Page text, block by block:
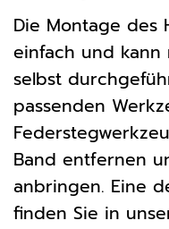
Die Montage des
einfach und
selbst
passenden
Band entfernen
anbringen. Eine
finden Sie in